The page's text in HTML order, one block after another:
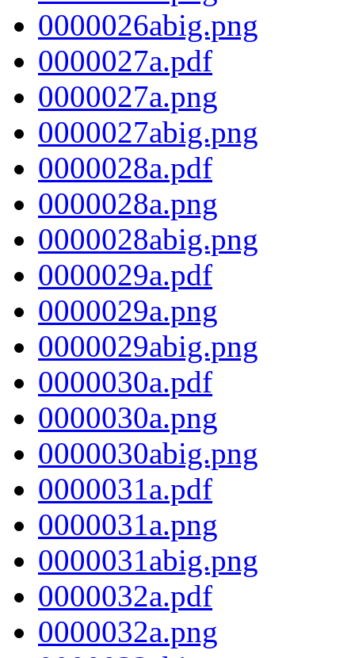
0000026abig.png
0000027a.pdf
0000027a.png
0000027abig.png
0000028a.pdf
0000028a.png
0000028abig.png
0000029a.pdf
0000029a.png
0000029abig.png
0000030a.pdf
0000030a.png
0000030abig.png
0000031a.pdf
0000031a.png
0000031abig.png
0000032a.pdf
0000032a.png